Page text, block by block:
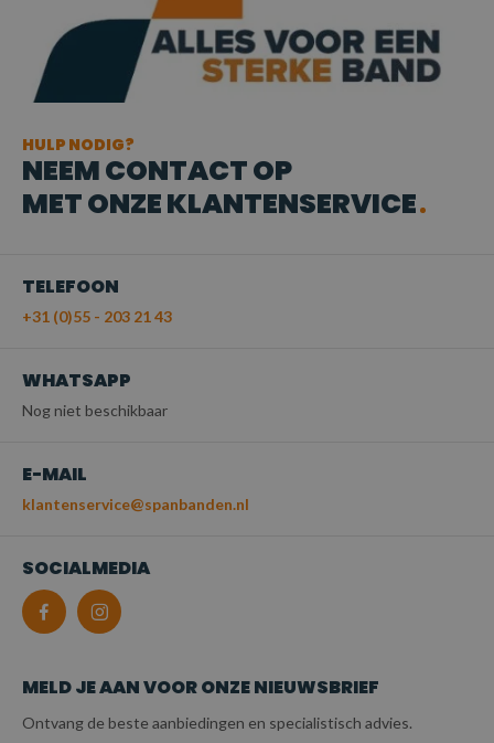
HULP NODIG?
NEEM CONTACT OP
MET ONZE KLANTENSERVICE
TELEFOON
+31 (0)55 - 203 21 43
WHATSAPP
Nog niet beschikbaar
E-MAIL
klantenservice@spanbanden.nl
SOCIALMEDIA
MELD JE AAN VOOR ONZE NIEUWSBRIEF
Ontvang de beste aanbiedingen en specialistisch advies.